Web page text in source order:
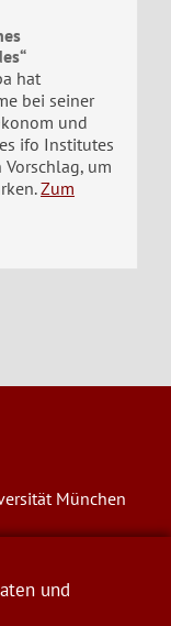
hat
bei seiner
und
ifo Institutes
um
Zum
München
und